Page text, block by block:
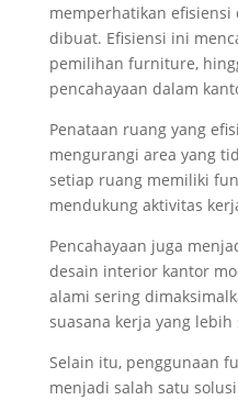
memperhatikan efisiensi
dibuat. Efisiensi ini
pemilihan furniture,
pencahayaan dalam
Penataan ruang yang
mengurangi area yang
setiap ruang memiliki
mendukung aktivitas
Pencahayaan juga
desain interior kantor
alami sering
suasana kerja yang
Selain itu, penggunaan
menjadi salah satu